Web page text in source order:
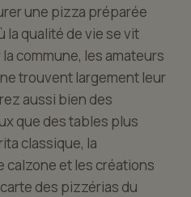
une pizza préparée
la qualité de vie se vit
commune, les amateurs
trouvent largement leur
aussi bien des
que des tables plus
classique, la
calzone et les créations
des pizzérias du